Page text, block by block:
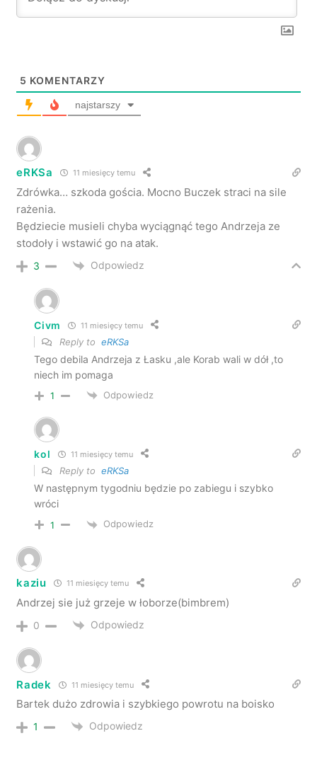
5 KOMENTARZY
najstarszy
eRKSa 11 miesięcy temu
Zdrówka… szkoda gościa. Mocno Buczek straci na sile
rażenia.
Będziecie musieli chyba wyciągnąć tego Andrzeja ze
stodoły i wstawić go na atak.
3 Odpowiedz
Civm 11 miesięcy temu
Reply toeRKSa
Tego debila Andrzeja z Łasku ,ale Korab wali w dół ,to
niech im pomaga
1 Odpowiedz
kol 11 miesięcy temu
Reply toeRKSa
W następnym tygodniu będzie po zabiegu i szybko
wróci
1 Odpowiedz
kaziu 11 miesięcy temu
Andrzej sie już grzeje w łoborze(bimbrem)
0 Odpowiedz
Radek 11 miesięcy temu
Bartek dużo zdrowia i szybkiego powrotu na boisko
1 Odpowiedz